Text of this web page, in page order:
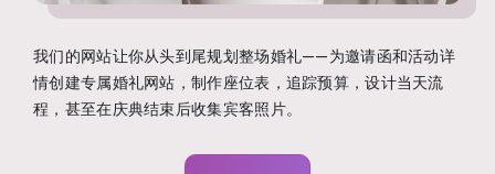
我们的网站让你从头到尾规划整场婚礼——为邀请函和活动详
情创建专属婚礼网站，制作座位表，追踪预算，设计当天流
程，甚至在庆典结束后收集宾客照片。